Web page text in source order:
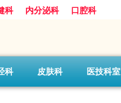
科 内分泌科 口腔科
科 皮肤科 医技科室